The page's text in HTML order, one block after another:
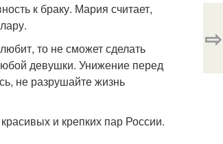
к браку. Мария считает,
то не сможет сделать
девушки. Унижение перед
не разрушайте жизнь
и крепких пар России.
⇨